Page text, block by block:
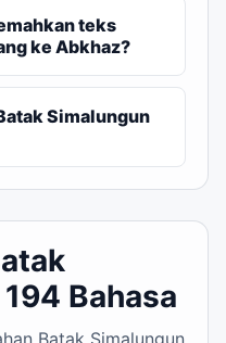
teks
ke Abkhaz?
Simalungun
Bahasa
Batak Simalungun